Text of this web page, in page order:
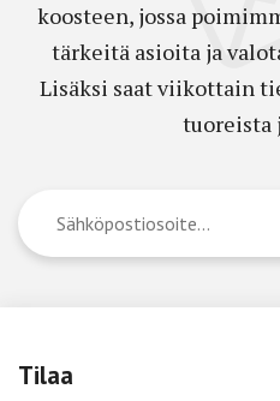
koosteen, jossa
tärkeitä asioita ja
Lisäksi saat viikottain
tuoreista
Tilaa